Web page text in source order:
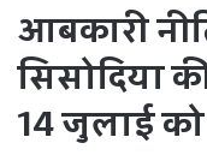
आबकारी
सिसोदिया
14 जुलाई